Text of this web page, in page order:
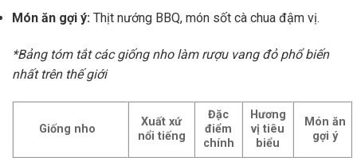
Món ăn gợi ý: Thịt nướng BBQ, món sốt cà chua đậm vị.
*Bảng tóm tắt các giống nho làm rượu vang đỏ phổ biến
nhất trên thế giới
Giống nho
Xuất xứ
nổi tiếng
Đặc
điểm
chính
Hương
vị tiêu
biểu
Món ăn
gợi ý